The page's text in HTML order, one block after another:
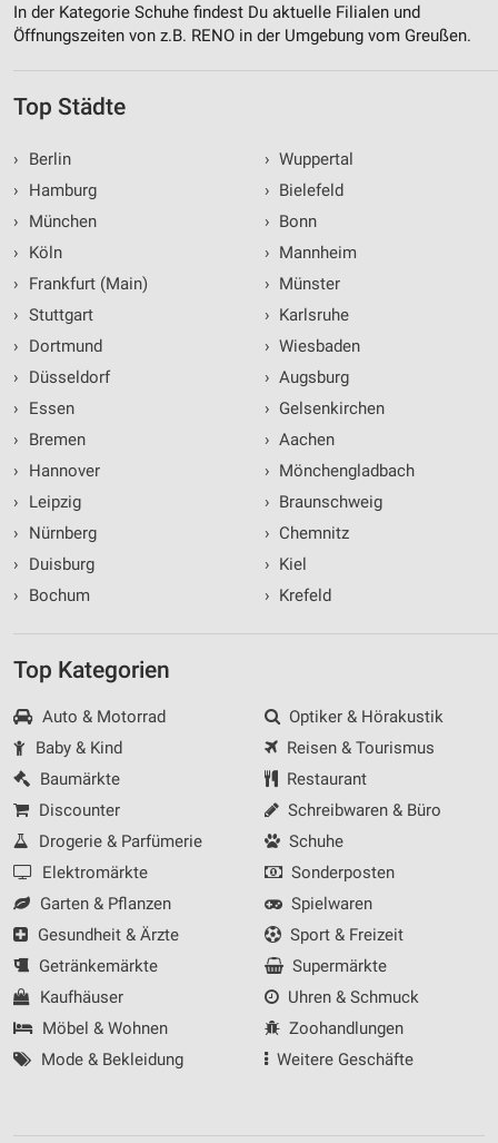
In der Kategorie Schuhe findest Du aktuelle Filialen und
Öffnungszeiten von z.B. RENO in der Umgebung vom Greußen.
Top Städte
›
Berlin
›
Hamburg
›
München
›
Köln
›
Frankfurt (Main)
› Stuttgart
›
Dortmund
›
Düsseldorf
›
Essen
›
Bremen
›
Hannover
›
Leipzig
›
Nürnberg
›
Duisburg
›
Bochum
› Wuppertal
› Bielefeld
› Bonn
› Mannheim
› Münster
› Karlsruhe
› Wiesbaden
› Augsburg
› Gelsenkirchen
› Aachen
› Mönchengladbach
› Braunschweig
› Chemnitz
› Kiel
› Krefeld
Top Kategorien
Auto & Motorrad
Baby & Kind
Baumärkte
Discounter
Drogerie & Parfümerie
Elektromärkte
Garten & Pflanzen
Gesundheit & Ärzte
Getränkemärkte
Kaufhäuser
Möbel & Wohnen
Mode & Bekleidung
Optiker & Hörakustik
Reisen & Tourismus
Restaurant
Schreibwaren & Büro
Schuhe
Sonderposten
Spielwaren
Sport & Freizeit
Supermärkte
Uhren & Schmuck
Zoohandlungen
Weitere Geschäfte